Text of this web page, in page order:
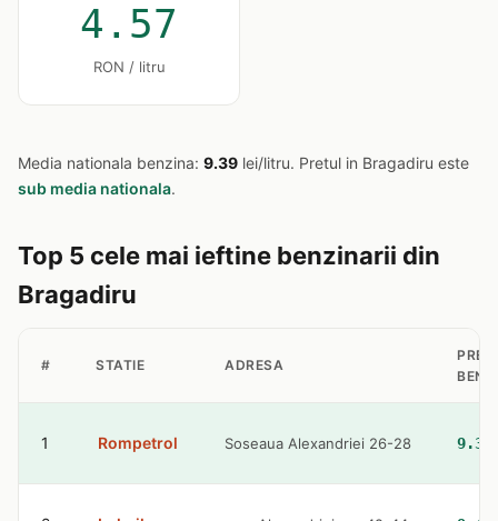
4.57
RON / litru
Media nationala benzina: 9.39 lei/litru. Pretul in Bragadiru este
sub media nationala.
Top 5 cele mai ieftine benzinarii din
Bragadiru
# STATIE ADRESA
PRET
1 Rompetrol Soseaua Alexandriei 26-28